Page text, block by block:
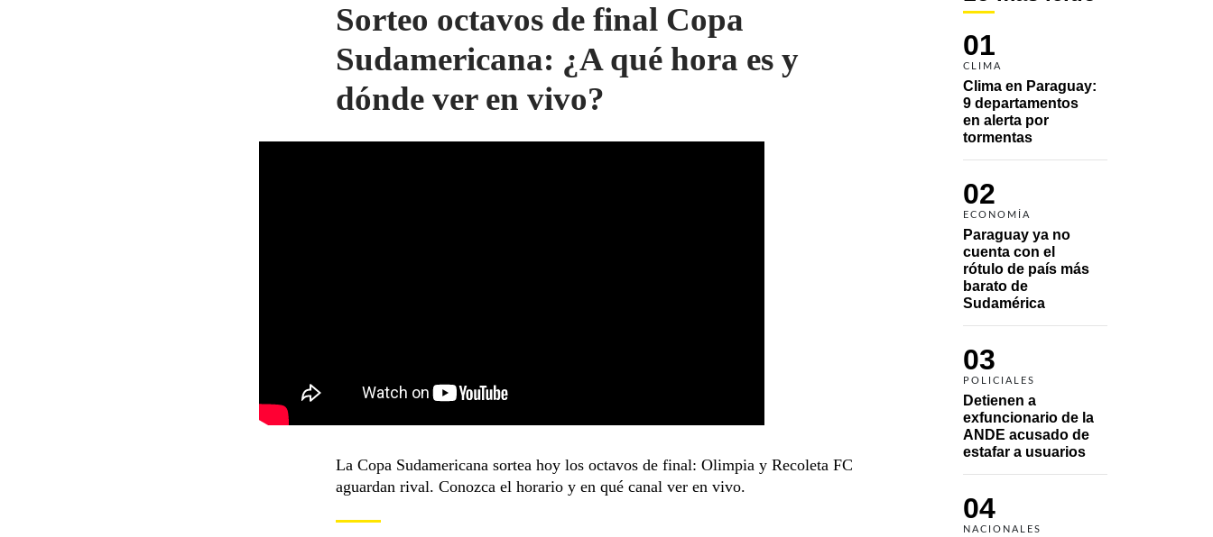
01
CLIMA
Clima en Paraguay:
9 departamentos
en alerta por
tormentas
02
ECONOMÍA
Paraguay ya no
cuenta con el
rótulo de país más
barato de
Sudamérica
03
POLICIALES
Detienen a
exfuncionario de la
ANDE acusado de
estafar a usuarios
04
NACIONALES
Sorteo octavos de final Copa
Sudamericana: ¿A qué hora es y
dónde ver en vivo?
La Copa Sudamericana sortea hoy los octavos de final: Olimpia y Recoleta FC
aguardan rival. Conozca el horario y en qué canal ver en vivo.